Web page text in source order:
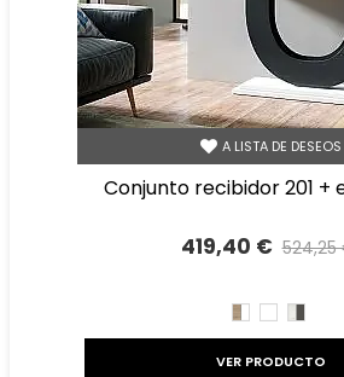
A LISTA DE DESEOS
conjunto recibidor 201 +
419,40 € 524,25
CAMBRIAN/
BLANCO
TIBET
VER PRODUCTO